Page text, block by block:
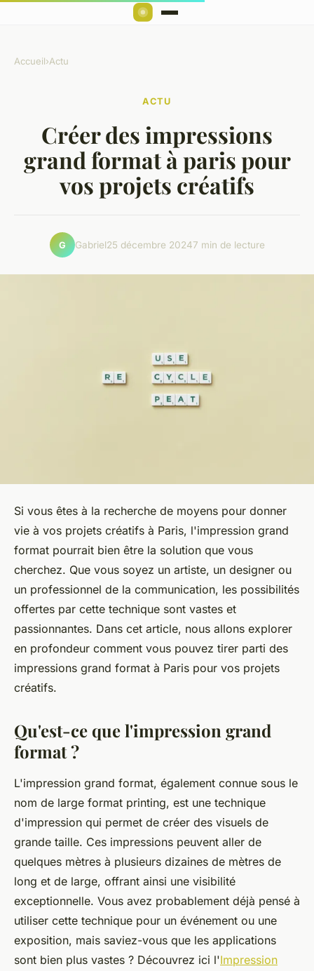
Accueil›Actu
ACTU
Créer des impressions
grand format à paris pour
vos projets créatifs
G Gabriel25 décembre 20247 min de lecture
Si vous êtes à la recherche de moyens pour donner
vie à vos projets créatifs à Paris, l'impression grand
format pourrait bien être la solution que vous
cherchez. Que vous soyez un artiste, un designer ou
un professionnel de la communication, les possibilités
offertes par cette technique sont vastes et
passionnantes. Dans cet article, nous allons explorer
en profondeur comment vous pouvez tirer parti des
impressions grand format à Paris pour vos projets
créatifs.
Qu'est-ce que l'impression grand
format ?
L'impression grand format, également connue sous le
nom de large format printing, est une technique
d'impression qui permet de créer des visuels de
grande taille. Ces impressions peuvent aller de
quelques mètres à plusieurs dizaines de mètres de
long et de large, offrant ainsi une visibilité
exceptionnelle. Vous avez probablement déjà pensé à
utiliser cette technique pour un événement ou une
exposition, mais saviez-vous que les applications
sont bien plus vastes ? Découvrez ici l'Impression